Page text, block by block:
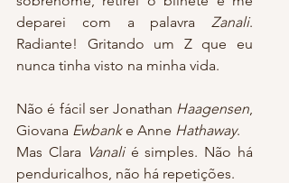
deparei com a palavra Zanali.
Radiante! Gritando um Z que eu
nunca tinha visto na minha vida.
Não é fácil ser Jonathan Haagensen,
Giovana Ewbank e Anne Hathaway.
Mas Clara Vanali é simples. Não há
penduricalhos, não há repetições.